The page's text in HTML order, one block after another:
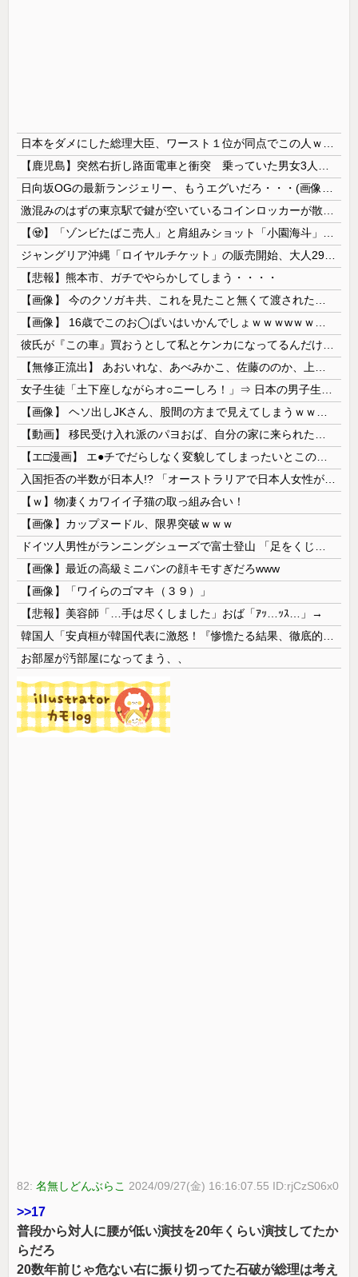
【悲報】熊本市、ガチでやらかしてしまう・・・・
【ｗ】物凄くカワイイ子猫の取っ組み合い！
【画像】カップヌードル、限界突破ｗｗｗ
【画像】最近の高級ミニバンの顔キモすぎだろwww
【画像】「ワイらのゴマキ（３９）」
【悲報】美容師「…手は尽くしました」おば「ｱｯ…ｯｽ…」→
お部屋が汚部屋になってまう、、
82:名無しどんぶらこ 2024/09/27(金) 16:16:07.55 ID:rjCzS06x0
>>17
普段から対人に腰が低い演技を20年くらい演技してたか
らだろ
20数年前じゃ危ない右に振り切ってた石破が総理は考え